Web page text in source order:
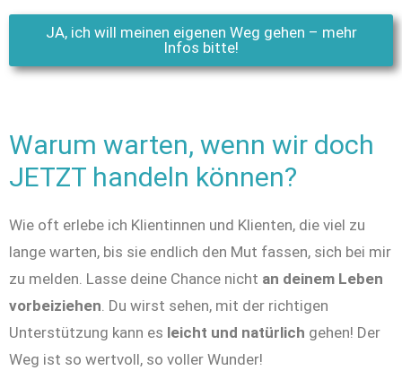
JA, ich will meinen eigenen Weg gehen – mehr
Infos bitte!
Warum warten, wenn wir doch
JETZT handeln können?
Wie oft erlebe ich Klientinnen und Klienten, die viel zu
lange warten, bis sie endlich den Mut fassen, sich bei mir
zu melden. Lasse deine Chance nicht an deinem Leben
vorbeiziehen . Du wirst sehen, mit der richtigen
Unterstützung kann es leicht und natürlich gehen! Der
Weg ist so wertvoll, so voller Wunder!